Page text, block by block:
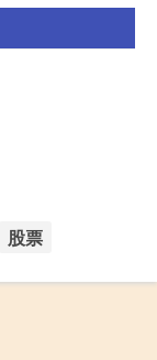
股票